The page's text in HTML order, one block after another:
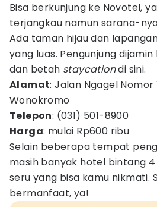
Bisa berkunjung ke Novotel,
terjangkau namun sarana-
Ada taman hijau dan
yang luas. Pengunjung
dan betah staycationdi sini.
Alamat: Jalan Ngagel
Wonokromo
Telepon: (031) 501-8900
Harga: mulai Rp600 ribu
Selain beberapa tempat
masih banyak hotel bintang
seru yang bisa kamu nikmati.
bermanfaat, ya!